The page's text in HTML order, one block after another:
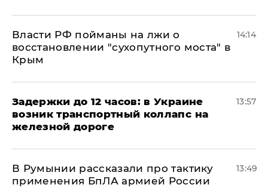
Власти РФ пойманы на лжи о
восстановлении "сухопутного моста" в
Крым
14:14
Задержки до 12 часов: в Украине
возник транспортный коллапс на
железной дороге
13:57
В Румынии рассказали про тактику
применения БпЛА армией России
13:49